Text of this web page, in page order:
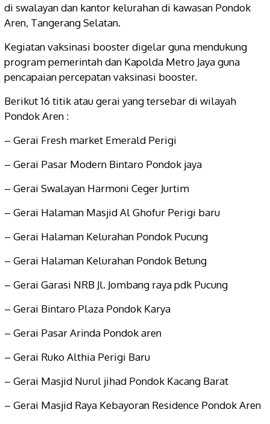
di swalayan dan kantor kelurahan di kawasan Pondok
Aren, Tangerang Selatan.
Kegiatan vaksinasi booster digelar guna mendukung
program pemerintah dan Kapolda Metro Jaya guna
pencapaian percepatan vaksinasi booster.
Berikut 16 titik atau gerai yang tersebar di wilayah
Pondok Aren :
– Gerai Fresh market Emerald Perigi
– Gerai Pasar Modern Bintaro Pondok jaya
– Gerai Swalayan Harmoni Ceger Jurtim
– Gerai Halaman Masjid Al Ghofur Perigi baru
– Gerai Halaman Kelurahan Pondok Pucung
– Gerai Halaman Kelurahan Pondok Betung
– Gerai Garasi NRB Jl. Jombang raya pdk Pucung
– Gerai Bintaro Plaza Pondok Karya
– Gerai Pasar Arinda Pondok aren
– Gerai Ruko Althia Perigi Baru
– Gerai Masjid Nurul jihad Pondok Kacang Barat
– Gerai Masjid Raya Kebayoran Residence Pondok Aren